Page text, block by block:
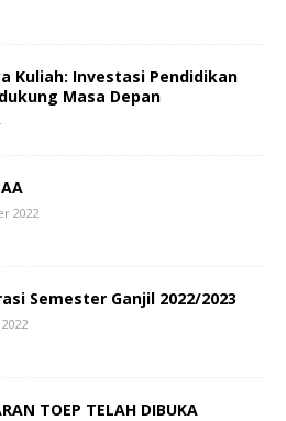
Kuliah: Investasi Pendidikan
Masa Depan
2022
Semester Ganjil 2022/2023
TOEP TELAH DIBUKA